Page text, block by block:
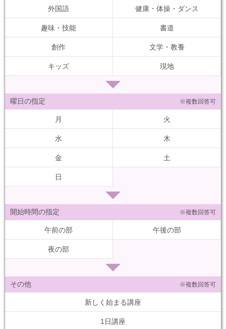
外国語 健康・体操・ダンス
趣味・技能 書道
創作 文学・教養
キッズ 現地
曜日の指定 ※複数回答可
月 火
水 木
金 土
日
開始時間の指定 ※複数回答可
午前の部 午後の部
夜の部
その他 ※複数回答可
新しく始まる講座
1日講座